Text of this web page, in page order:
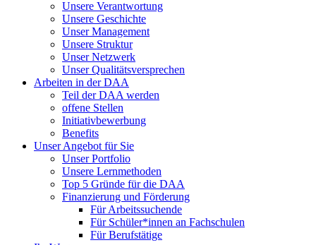
Unsere Verantwortung
Unsere Geschichte
Unser Management
Unsere Struktur
Unser Netzwerk
Unser Qualitätsversprechen
Arbeiten in der DAA
Teil der DAA werden
offene Stellen
Initiativbewerbung
Benefits
Unser Angebot für Sie
Unser Portfolio
Unsere Lernmethoden
Top 5 Gründe für die DAA
Finanzierung und Förderung
Für Arbeitssuchende
Für Schüler*innen an Fachschulen
Für Berufstätige